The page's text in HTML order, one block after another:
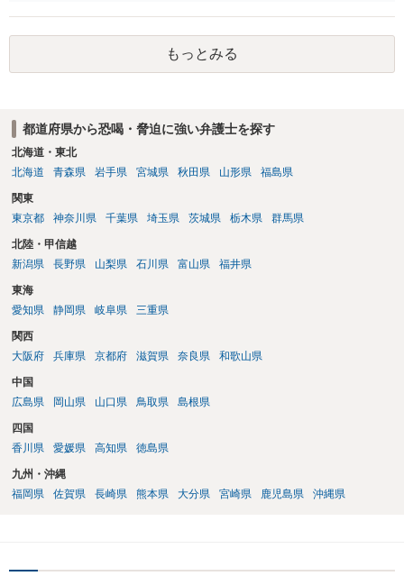
もっとみる
都道府県から恐喝・脅迫に強い弁護士を探す
北海道・東北
北海道
青森県 岩手県 宮城県 秋田県 山形県 福島県
関東
東京都
神奈川県 千葉県 埼玉県 茨城県 栃木県 群馬県
北陸・甲信越
新潟県
長野県 山梨県 石川県 富山県 福井県
東海
愛知県
静岡県 岐阜県 三重県
関西
大阪府
兵庫県 京都府 滋賀県 奈良県 和歌山県
中国
広島県
岡山県 山口県 鳥取県 島根県
四国
香川県
愛媛県 高知県 徳島県
九州・沖縄
福岡県
佐賀県 長崎県 熊本県 大分県 宮崎県 鹿児島県 沖縄県